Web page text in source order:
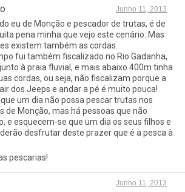
Junho 11, 2013
eu de Monção e pescador de trutas, é de
pena minha que vejo este cenário. Mas
existem também as cordas.
fui também fiscalizado no Rio Gadanha,
à praia fluvial, e mais abaixo 400m tinha
cordas, ou seja, não fiscalizam porque a
dos Jeeps e andar a pé é muito pouca!
um dia não possa pescar trutas nos
de Monção, mas há pessoas que não
e esquecem-se que um dia os seus filhos e
desfrutar deste prazer que é a pesca à
pescarias!
Junho 11, 2013